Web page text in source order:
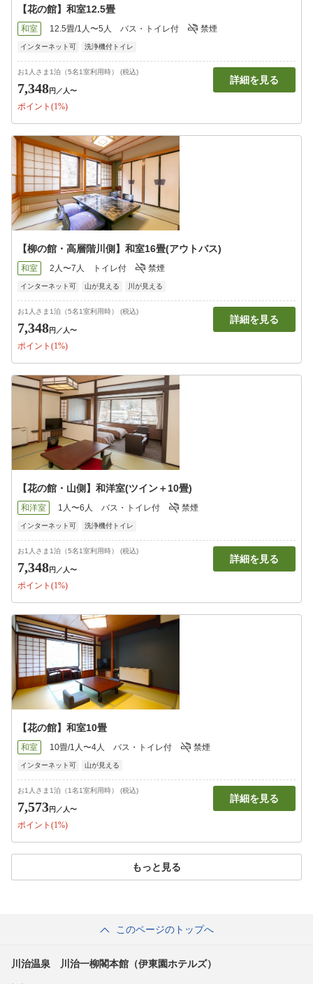
【花の館】和室12.5畳
和室 12.5畳/1人〜5人 バス・トイレ付 禁煙
インターネット可 洗浄機付トイレ
お1人さま1泊（5名1室利用時） (税込)
7,348円 ／人〜
ポイント(1%)
詳細を見る
【柳の館・高層階川側】和室16畳(アウトバス)
和室 2人〜7人 トイレ付 禁煙
インターネット可 山が見える 川が見える
お1人さま1泊（5名1室利用時） (税込)
7,348円 ／人〜
ポイント(1%)
詳細を見る
【花の館・山側】和洋室(ツイン＋10畳)
和洋室 1人〜6人 バス・トイレ付 禁煙
インターネット可 洗浄機付トイレ
お1人さま1泊（5名1室利用時） (税込)
7,348円 ／人〜
ポイント(1%)
詳細を見る
【花の館】和室10畳
和室 10畳/1人〜4人 バス・トイレ付 禁煙
インターネット可 山が見える
お1人さま1泊（1名1室利用時） (税込)
7,573円 ／人〜
ポイント(1%)
詳細を見る
もっと見る
このページのトップへ
川治温泉 川治一柳閣本館（伊東園ホテルズ）